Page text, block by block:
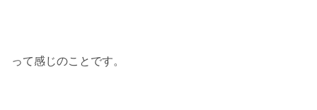
って感じのことです。